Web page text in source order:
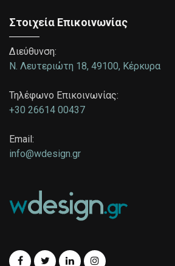
Στοιχεία Επικοινωνίας
Διεύθυνση:
Ν. Λευτεριώτη 18, 49100, Κέρκυρα
Τηλέφωνο Επικοινωνίας:
+30 26614 00437
Email:
info@wdesign.gr